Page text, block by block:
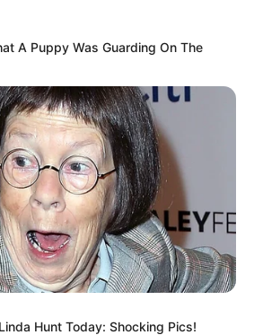
A Puppy Was Guarding On The
Hunt Today: Shocking Pics!